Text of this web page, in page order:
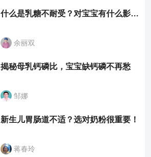
什么是乳糖不耐受？对宝宝有什么影响？
余丽双
揭秘母乳钙磷比，宝宝缺钙磷不再愁
邹娜
新生儿胃肠道不适？选对奶粉很重要！
蒋春玲